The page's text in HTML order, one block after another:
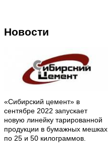
Новости
«Сибирский цемент» в
сентябре 2022 запускает
новую линейку тарированной
продукции в бумажных мешках
по 25 и 50 килограммов.